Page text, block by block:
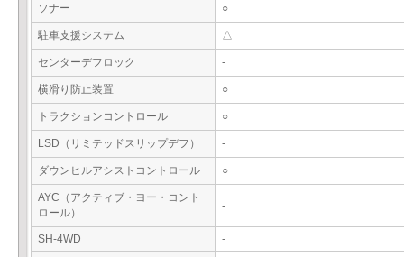
ソナー ○
駐車支援システム △
センターデフロック -
横滑り防止装置 ○
トラクションコントロール ○
LSD（リミテッドスリップデフ） -
ダウンヒルアシストコントロール ○
AYC（アクティブ・ヨー・コント
ロール）
-
SH-4WD
-